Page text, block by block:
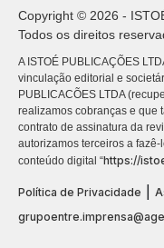
Copyright © 2026 -
Todos os direitos
A ISTOÉ PUBLICAÇÕES
vinculação editorial e
PUBLICACÕES LTDA
realizamos cobranças e que
contrato de assinatura da
autorizamos terceiros a
conteúdo digital “https://
Política de Privacidade